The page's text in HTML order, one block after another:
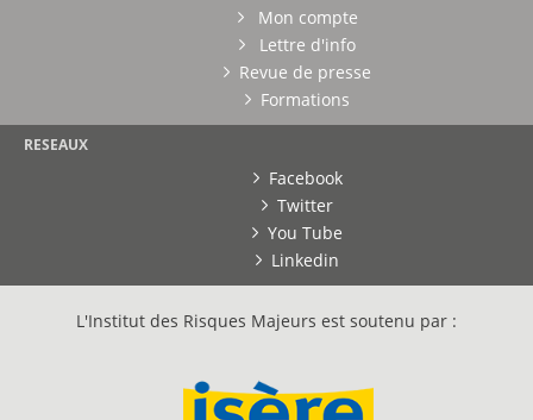
Mon compte
Lettre d'info
Revue de presse
Formations
RESEAUX
Facebook
Twitter
You Tube
Linkedin
L'Institut des Risques Majeurs est soutenu par :